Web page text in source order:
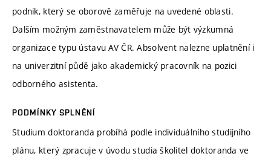
podnik, který se oborově zaměřuje na uvedené oblasti.
Dalším možným zaměstnavatelem může být výzkumná
organizace typu ústavu AV ČR. Absolvent nalezne uplatnění i
na univerzitní půdě jako akademický pracovník na pozici
odborného asistenta.
PODMÍNKY SPLNĚNÍ
Studium doktoranda probíhá podle individuálního studijního
plánu, který zpracuje v úvodu studia školitel doktoranda ve